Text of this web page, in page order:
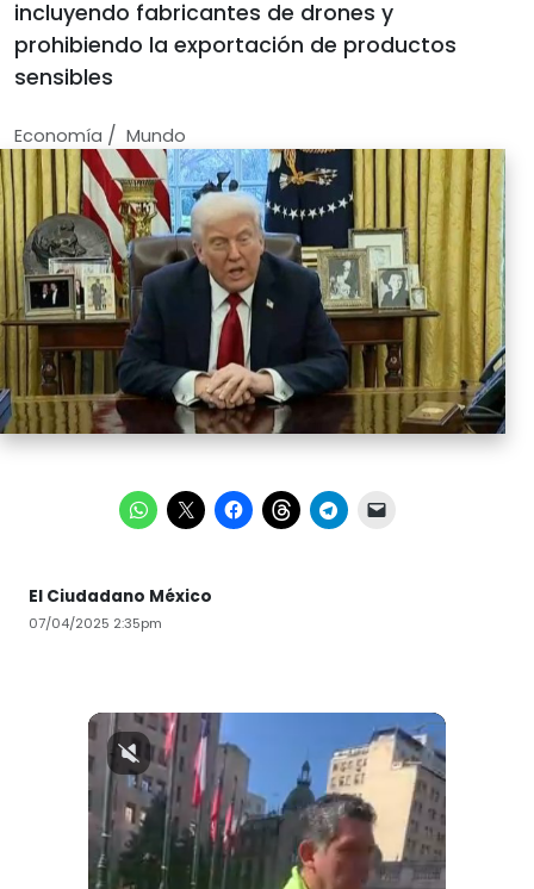
incluyendo fabricantes de drones y
prohibiendo la exportación de productos
sensibles
Economí­a / Mundo
El Ciudadano México
07/04/2025 2:35pm